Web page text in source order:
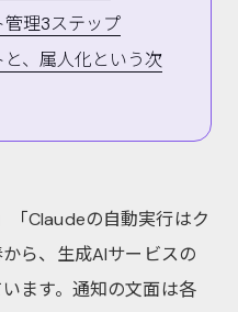
理3ステップ
、属人化という次
「Claudeの自動実行はク
ら、生成AIサービスの
ます。通知の文面は各